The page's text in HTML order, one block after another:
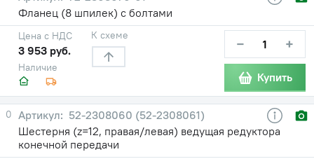
Фланец (8 шпилек) с болтами
Наличие
Цена с НДС
3 953 руб.
К схеме − +
Купить
0
52-2308060 (52-2308061)
Шестерня (z=12, правая/левая) ведущая редуктора
конечной передачи